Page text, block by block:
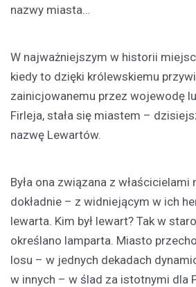
nazwy miasta…
W najważniejszym w historii
kiedy to dzięki królewskiemu
zainicjowanemu przez wojewodę
Firleja, stała się miastem –
nazwę Lewartów.
Była ona związana z właścicielami
dokładnie – z widniejącym w ich
lewarta. Kim był lewart? Tak w
określano lamparta. Miasto
losu – w jednych dekadach
w innych – w ślad za istotnymi dla